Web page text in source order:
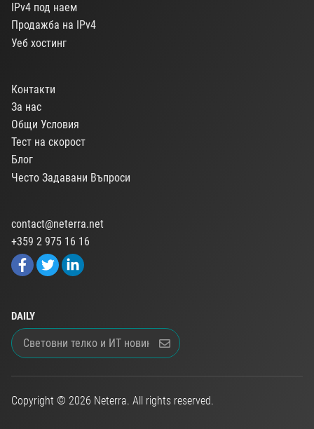
IPv4 под наем
Продажба на IPv4
Уеб хостинг
Контакти
За нас
Общи Условия
Тест на скорост
Блог
Често Задавани Въпроси
contact@neterra.net
+359 2 975 16 16
DAILY
Copyright © 2026 Neterra. All rights reserved.